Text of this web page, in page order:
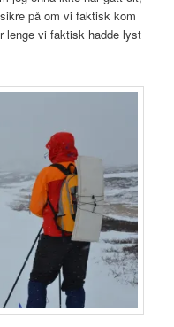
på om vi faktisk kom
lenge vi faktisk hadde lyst